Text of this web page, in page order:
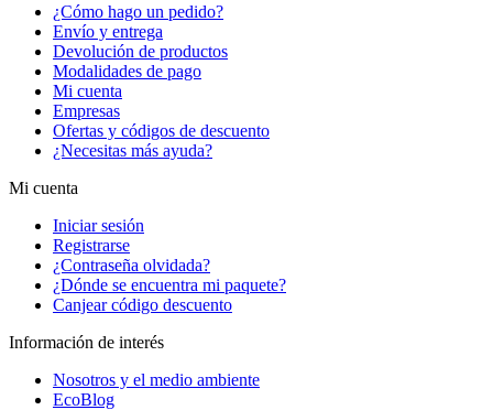
¿Cómo hago un pedido?
Envío y entrega
Devolución de productos
Modalidades de pago
Mi cuenta
Empresas
Ofertas y códigos de descuento
¿Necesitas más ayuda?
Mi cuenta
Iniciar sesión
Registrarse
¿Contraseña olvidada?
¿Dónde se encuentra mi paquete?
Canjear código descuento
Información de interés
Nosotros y el medio ambiente
EcoBlog